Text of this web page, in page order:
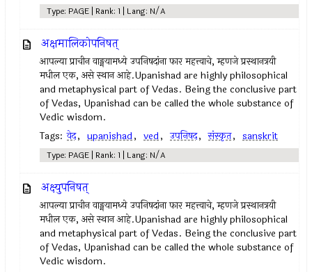
Type: PAGE | Rank: 1 | Lang: N/A
अक्षमालिकोपनिषत्
आपल्या प्राचीन वाङ्मयामध्ये उपनिषदांना फार महत्त्वाचे, म्हणजे प्रस्थानत्रयी
मधील एक, असे स्थान आहे.Upanishad are highly philosophical
and metaphysical part of Vedas. Being the conclusive part
of Vedas, Upanishad can be called the whole substance of
Vedic wisdom.
Tags: वेद, upanishad, ved, उपनिषद‌, संस्कृत, sanskrit
Type: PAGE | Rank: 1 | Lang: N/A
अक्ष्युपनिषत्
आपल्या प्राचीन वाङ्मयामध्ये उपनिषदांना फार महत्त्वाचे, म्हणजे प्रस्थानत्रयी
मधील एक, असे स्थान आहे.Upanishad are highly philosophical
and metaphysical part of Vedas. Being the conclusive part
of Vedas, Upanishad can be called the whole substance of
Vedic wisdom.